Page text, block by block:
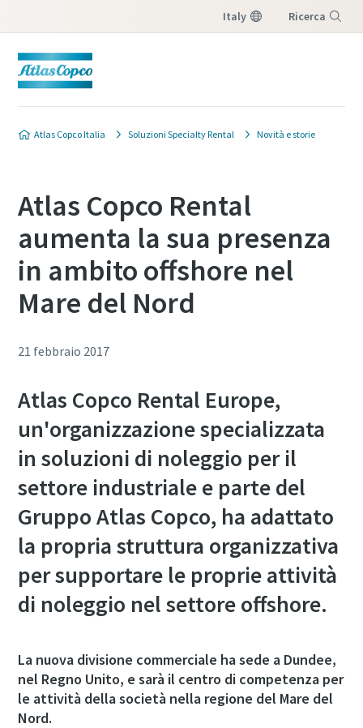
Italy Ricerca
Atlas Copco Italia Soluzioni Specialty Rental Novità e storie
Atlas Copco Rental
aumenta la sua presenza
in ambito offshore nel
Mare del Nord
21 febbraio 2017
Atlas Copco Rental Europe,
un'organizzazione specializzata
in soluzioni di noleggio per il
settore industriale e parte del
Gruppo Atlas Copco, ha adattato
la propria struttura organizzativa
per supportare le proprie attività
di noleggio nel settore offshore.
La nuova divisione commerciale ha sede a Dundee,
nel Regno Unito, e sarà il centro di competenza per
le attività della società nella regione del Mare del
Nord.